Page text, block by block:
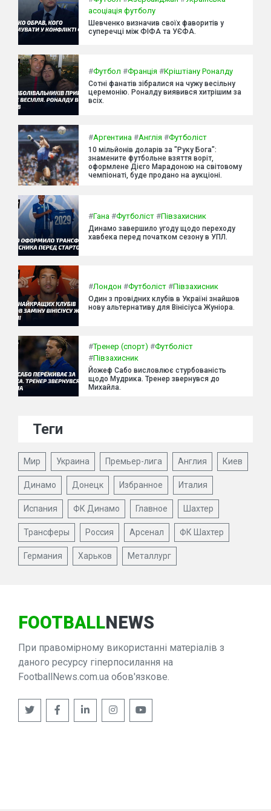
асоціація футболу
Шевченко визначив своїх фаворитів у
суперечці між ФІФА та УЄФА.
#Футбол #Франція #Кріштіану Роналду
Сотні фанатів зібралися на чужу весільну
церемонію. Роналду виявився хитрішим за
всіх.
#Аргентина #Англія #Футболіст
10 мільйонів доларів за "Руку Бога":
знамените футбольне взяття воріт,
оформлене Дієго Марадоною на світовому
чемпіонаті, буде продано на аукціоні.
#Гана #Футболіст #Півзахисник
Динамо завершило угоду щодо переходу
хавбека перед початком сезону в УПЛ.
#Лондон #Футболіст #Півзахисник
Один з провідних клубів в Україні знайшов
нову альтернативу для Вінісіуса Жуніора.
#Тренер (спорт) #Футболіст
#Півзахисник
Йожеф Сабо висловлює стурбованість
щодо Мудрика. Тренер звернувся до
Михайла.
Теги
Мир Украина Премьер-лига Англия Киев
Динамо Донецк Избранное Италия
Испания ФК Динамо Главное Шахтер
Трансферы Россия Арсенал ФК Шахтер
Германия Харьков Металлург
FOOTBALLNEWS
При правомірному використанні матеріалів з
даного ресурсу гіперпосилання на
FootballNews.com.ua обов'язкове.